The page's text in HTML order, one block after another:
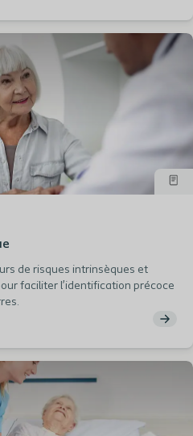
de risques intrinsèques et
faciliter l’identification précoce